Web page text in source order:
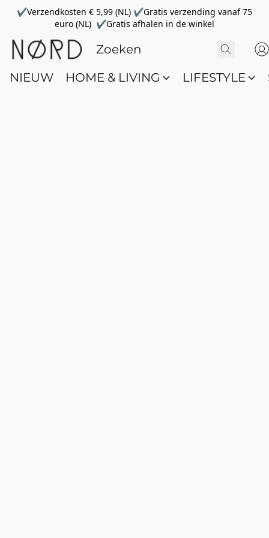
✔Verzendkosten € 5,99 (NL) ✔Gratis verzending vanaf 75
euro (NL) ✔Gratis afhalen in de winkel
NIEUW HOME & LIVING LIFESTYLE